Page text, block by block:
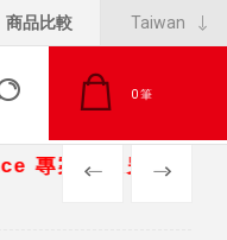
商品比較
0筆
報價另有優惠折扣
PREV NEXT